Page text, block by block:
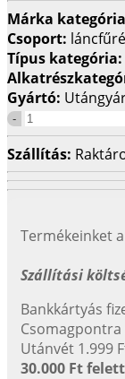
Márka
Csoport:
Típus kategória:
Gyártó:
Szállítás:
Termékeinket a
Szállítási
Bankkártyás
Csomagpontra
Utánvét 1.999
30.000 Ft